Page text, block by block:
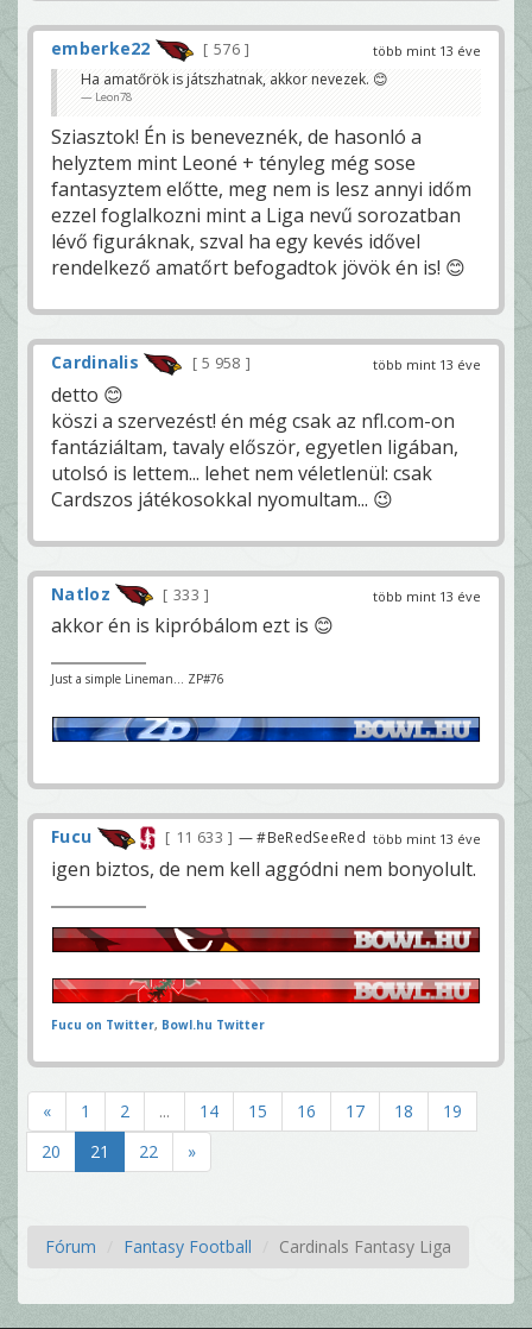
több mint 13 éve
emberke22
576
Ha amatőrök is játszhatnak, akkor nevezek. 😊
Leon78
Sziasztok! Én is beneveznék, de hasonló a
helyztem mint Leoné + tényleg még sose
fantasyztem előtte, meg nem is lesz annyi időm
ezzel foglalkozni mint a Liga nevű sorozatban
lévő figuráknak, szval ha egy kevés idővel
rendelkező amatőrt befogadtok jövök én is! 😊
több mint 13 éve
Cardinalis 5 958
detto 😊
köszi a szervezést! én még csak az nfl.com-on
fantáziáltam, tavaly először, egyetlen ligában,
utolsó is lettem... lehet nem véletlenül: csak
Cardszos játékosokkal nyomultam... 😉
több mint 13 éve
Natloz 333
akkor én is kipróbálom ezt is 😊
Just a simple Lineman... ZP#76
több mint 13 éve
Fucu 11 633 — #BeRedSeeRed
igen biztos, de nem kell aggódni nem bonyolult.
Fucu on Twitter, Bowl.hu Twitter
« 1 2 ... 14 15 16 17 18
19
20
21 22 »
Fórum Fantasy Football Cardinals Fantasy Liga